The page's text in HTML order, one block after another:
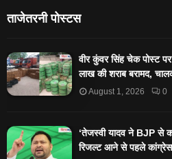
ताजेतरनी पोस्टस
वीर कुंवर सिंह चेक पोस्ट
लाख की शराब बरामद,
August 1, 2026 0
‘तेजस्‍वी यादव ने BJP से
रिजल्‍ट आने से पहले